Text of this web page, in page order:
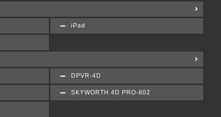
iPad
DPVR-4D
SKYWORTH 4D PRO-802